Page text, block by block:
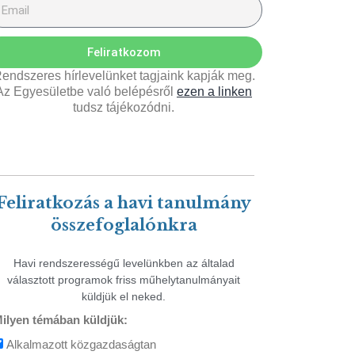
Feliratkozom
hírlevelünket tagjaink kapják meg.
Egyesületbe való belépésről ezen a linken
tudsz tájékozódni.
a havi tanulmány
összefoglalónkra
Havi rendszerességű levelünkben az általad
választott programok friss műhelytanulmányait
küldjük el neked.
témában küldjük:
Alkalmazott közgazdaságtan